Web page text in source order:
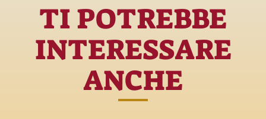
TI POTREBBE
INTERESSARE
ANCHE